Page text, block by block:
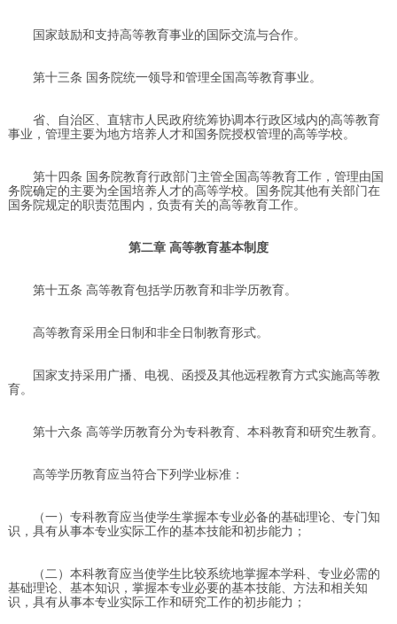
国家鼓励和支持高等教育事业的国际交流与合作。
第十三条 国务院统一领导和管理全国高等教育事业。
省、自治区、直辖市人民政府统筹协调本行政区域内的高等教育
事业，管理主要为地方培养人才和国务院授权管理的高等学校。
第十四条 国务院教育行政部门主管全国高等教育工作，管理由国
务院确定的主要为全国培养人才的高等学校。国务院其他有关部门在
国务院规定的职责范围内，负责有关的高等教育工作。
第二章 高等教育基本制度
第十五条 高等教育包括学历教育和非学历教育。
高等教育采用全日制和非全日制教育形式。
国家支持采用广播、电视、函授及其他远程教育方式实施高等教
育。
第十六条 高等学历教育分为专科教育、本科教育和研究生教育。
高等学历教育应当符合下列学业标准：
（一）专科教育应当使学生掌握本专业必备的基础理论、专门知
识，具有从事本专业实际工作的基本技能和初步能力；
（二）本科教育应当使学生比较系统地掌握本学科、专业必需的
基础理论、基本知识，掌握本专业必要的基本技能、方法和相关知
识，具有从事本专业实际工作和研究工作的初步能力；